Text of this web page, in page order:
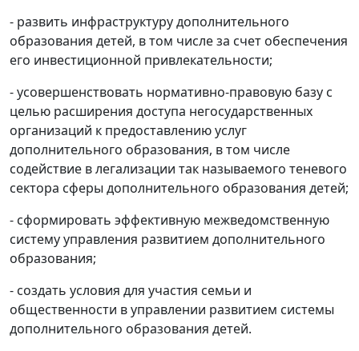
- развить инфраструктуру дополнительного
образования детей, в том числе за счет обеспечения
его инвестиционной привлекательности;
- усовершенствовать нормативно-правовую базу с
целью расширения доступа негосударственных
организаций к предоставлению услуг
дополнительного образования, в том числе
содействие в легализации так называемого теневого
сектора сферы дополнительного образования детей;
- сформировать эффективную межведомственную
систему управления развитием дополнительного
образования;
- создать условия для участия семьи и
общественности в управлении развитием системы
дополнительного образования детей.